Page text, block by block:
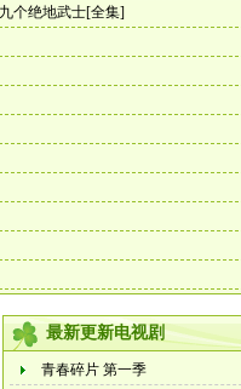
个绝地武士[全集]
最新更新电视剧
青春碎片 第一季